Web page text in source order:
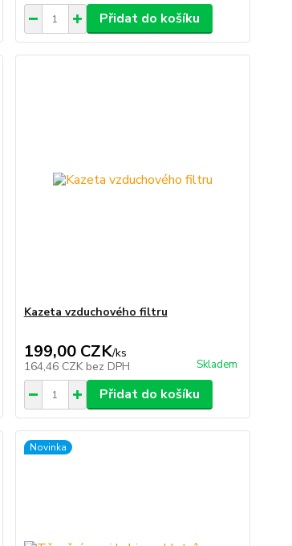
Přidat do košíku
Kazeta vzduchového filtru
199,00 CZK/ks
164,46 CZK bez DPH Skladem
Přidat do košíku
Novinka